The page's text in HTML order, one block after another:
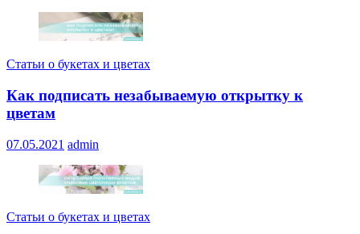
Статьи о букетах и цветах
Как подписать незабываемую открытку к
цветам
07.05.2021 admin
Статьи о букетах и цветах